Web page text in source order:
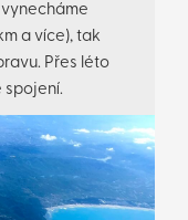
a více), tak
Přes léto
spojení.